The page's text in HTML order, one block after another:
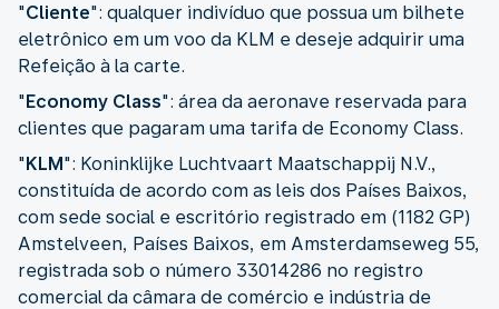
"Cliente": qualquer indivíduo que possua um bilhete
eletrônico em um voo da KLM e deseje adquirir uma
Refeição à la carte.
"Economy Class": área da aeronave reservada para
clientes que pagaram uma tarifa de Economy Class.
"KLM": Koninklijke Luchtvaart Maatschappij N.V.,
constituída de acordo com as leis dos Países Baixos,
com sede social e escritório registrado em (1182 GP)
Amstelveen, Países Baixos, em Amsterdamseweg 55,
registrada sob o número 33014286 no registro
comercial da câmara de comércio e indústria de